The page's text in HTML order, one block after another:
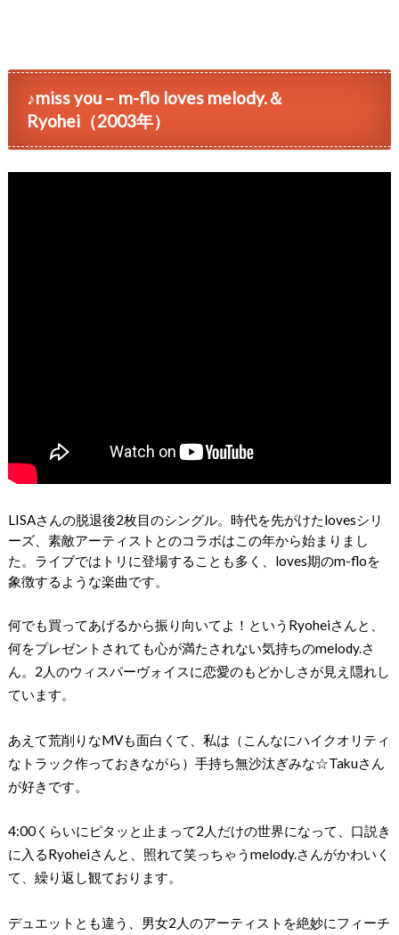
♪miss you – m-flo loves melody.＆
Ryohei（2003年）
LISAさんの脱退後2枚目のシングル。時代を先がけたlovesシリ
ーズ、素敵アーティストとのコラボはこの年から始まりまし
た。ライブではトリに登場することも多く、loves期のm-floを
象徴するような楽曲です。
何でも買ってあげるから振り向いてよ！というRyoheiさんと、
何をプレゼントされても心が満たされない気持ちのmelody.さ
ん。2人のウィスパーヴォイスに恋愛のもどかしさが見え隠れし
ています。
あえて荒削りなMVも面白くて、私は（こんなにハイクオリティ
なトラック作っておきながら）手持ち無沙汰ぎみな☆Takuさん
が好きです。
4:00くらいにピタッと止まって2人だけの世界になって、口説き
に入るRyoheiさんと、照れて笑っちゃうmelody.さんがかわいく
て、繰り返し観ております。
デュエットとも違う、男女2人のアーティストを絶妙にフィーチ